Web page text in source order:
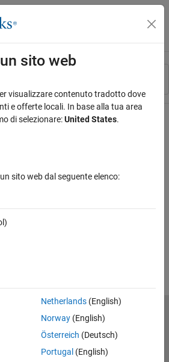
menu di navigazione
sito web
visualizzare contenuto tradotto dove
e offerte locali. In base alla tua area
di selezionare:United States.
sito web dal seguente elenco:
Netherlands(English)
Norway(English)
Österreich (Deutsch)
Portugal (English)
Informativa sulla privacy
Contatti
Inc.